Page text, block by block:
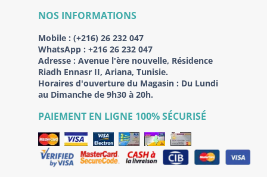
NOS INFORMATIONS
Mobile : (+216) 26 232 047
WhatsApp : +216 26 232 047
Adresse : Avenue l'ère nouvelle, Résidence
Riadh Ennasr II, Ariana, Tunisie.
Horaires d'ouverture du Magasin : Du Lundi
au Dimanche de 9h30 à 20h.
PAIEMENT EN LIGNE 100% SÉCURISÉ